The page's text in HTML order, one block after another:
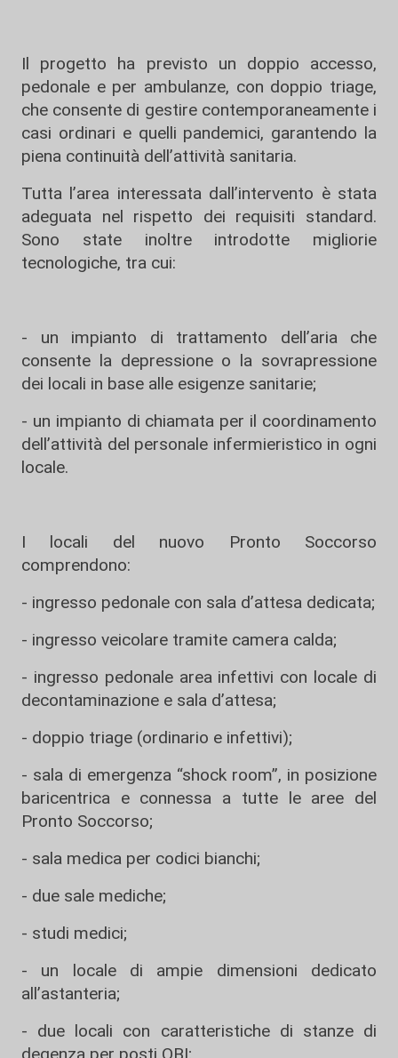
Il progetto ha previsto un doppio accesso,
pedonale e per ambulanze, con doppio triage,
che consente di gestire contemporaneamente i
casi ordinari e quelli pandemici, garantendo la
piena continuità dell’attività sanitaria.
Tutta l’area interessata dall’intervento è stata
adeguata nel rispetto dei requisiti standard.
Sono state inoltre introdotte migliorie
tecnologiche, tra cui:
- un impianto di trattamento dell’aria che
consente la depressione o la sovrapressione
dei locali in base alle esigenze sanitarie;
- un impianto di chiamata per il coordinamento
dell’attività del personale infermieristico in ogni
locale.
I locali del nuovo Pronto Soccorso
comprendono:
- ingresso pedonale con sala d’attesa dedicata;
- ingresso veicolare tramite camera calda;
- ingresso pedonale area infettivi con locale di
decontaminazione e sala d’attesa;
- doppio triage (ordinario e infettivi);
- sala di emergenza “shock room”, in posizione
baricentrica e connessa a tutte le aree del
Pronto Soccorso;
- sala medica per codici bianchi;
- due sale mediche;
- studi medici;
- un locale di ampie dimensioni dedicato
all’astanteria;
- due locali con caratteristiche di stanze di